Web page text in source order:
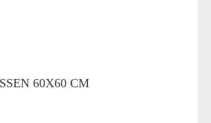
60X60 CM